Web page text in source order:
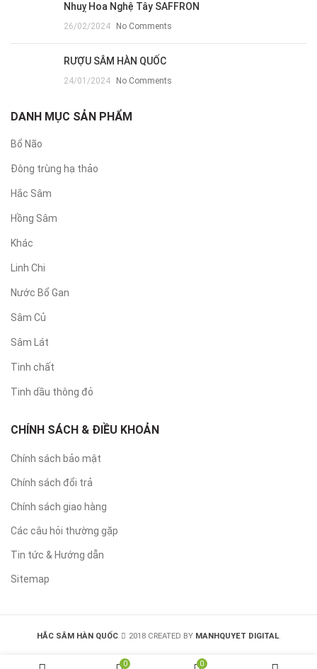
Nhuỵ Hoa Nghệ Tây SAFFRON
26/02/2024 No Comments
RƯỢU SÂM HÀN QUỐC
24/01/2024 No Comments
DANH MỤC SẢN PHẨM
Bổ Não
Đông trùng hạ thảo
Hắc Sâm
Hồng Sâm
Khác
Linh Chi
Nước Bổ Gan
Sâm Củ
Sâm Lát
Tinh chất
Tinh dầu thông đỏ
CHÍNH SÁCH & ĐIỀU KHOẢN
Chính sách bảo mật
Chính sách đổi trả
Chính sách giao hàng
Các câu hỏi thường gặp
Tin tức & Hướng dẫn
Sitemap
HẮC SÂM HÀN QUỐC 2018 CREATED BY MANHQUYET DIGITAL.
0 0